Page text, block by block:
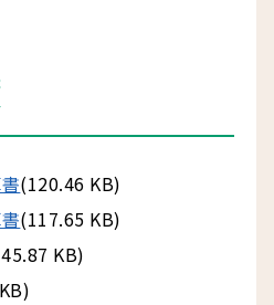
(120.46 KB)
(117.65 KB)
KB)